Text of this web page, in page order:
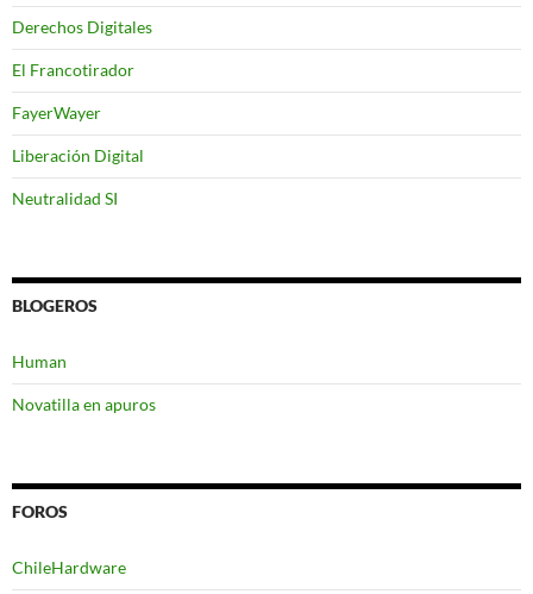
Derechos Digitales
El Francotirador
FayerWayer
Liberación Digital
Neutralidad SI
BLOGEROS
Human
Novatilla en apuros
FOROS
ChileHardware